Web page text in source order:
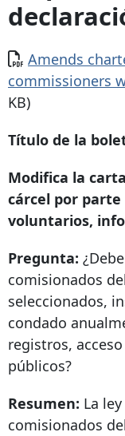
Documento
Amends
commissioners
KB)
Título de la
Modifica la
cárcel por parte
voluntarios,
Pregunta:
comisionados
seleccionados,
condado
registros,
públicos?
Resumen: La
comisionados